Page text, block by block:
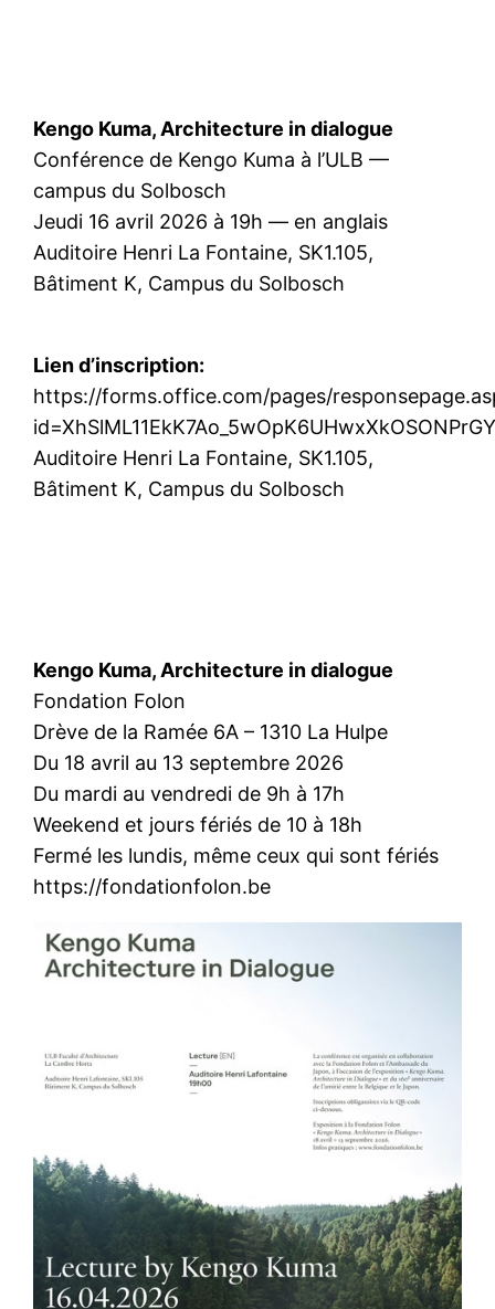
Kengo Kuma, Architecture in dialogue
Conférence de Kengo Kuma à l’ULB —
campus du Solbosch
Jeudi 16 avril 2026 à 19h — en anglais
Auditoire Henri La Fontaine, SK1.105,
Bâtiment K, Campus du Solbosch
Lien d’inscription:
https://forms.office.com/pages/
Auditoire Henri La Fontaine, SK1.105,
Bâtiment K, Campus du Solbosch
Kengo Kuma, Architecture in dialogue
Fondation Folon
Drève de la Ramée 6A – 1310 La Hulpe
Du 18 avril au 13 septembre 2026
Du mardi au vendredi de 9h à 17h
Weekend et jours fériés de 10 à 18h
Fermé les lundis, même ceux qui sont fériés
https://fondationfolon.be